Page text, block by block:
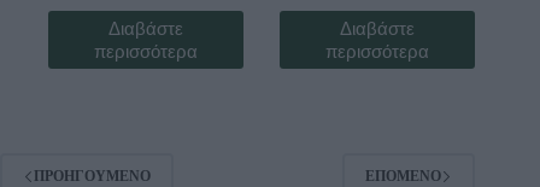
Διαβάστε
περισσότερα
Διαβάστε
περισσότερα
ΠΡΟΗΓΟΎΜΕΝΟ ΕΠΌΜΕΝΟ